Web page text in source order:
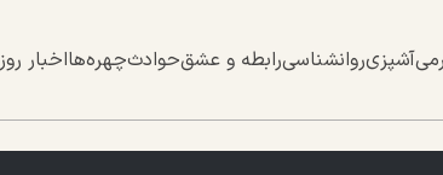
آشپزیروانشناسیرابطه و عشقحوادثچهره‌هااخبار روز